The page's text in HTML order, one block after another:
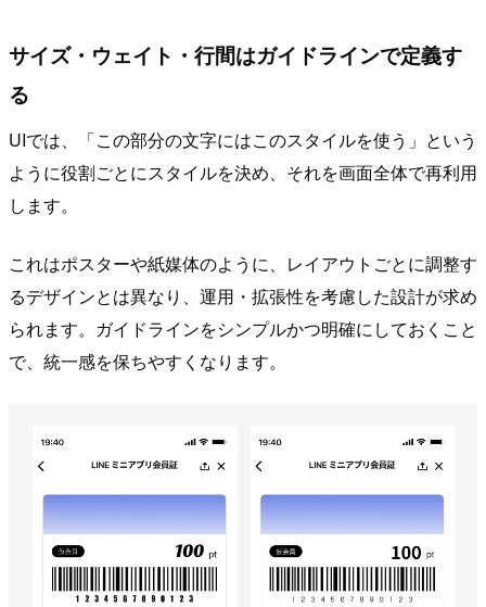
サイズ・ウェイト・行間はガイドラインで定義す
る
UIでは、「この部分の文字にはこのスタイルを使う」という
ように役割ごとにスタイルを決め、それを画面全体で再利用
します。
これはポスターや紙媒体のように、レイアウトごとに調整す
るデザインとは異なり、運用・拡張性を考慮した設計が求め
られます。ガイドラインをシンプルかつ明確にしておくこと
で、統一感を保ちやすくなります。